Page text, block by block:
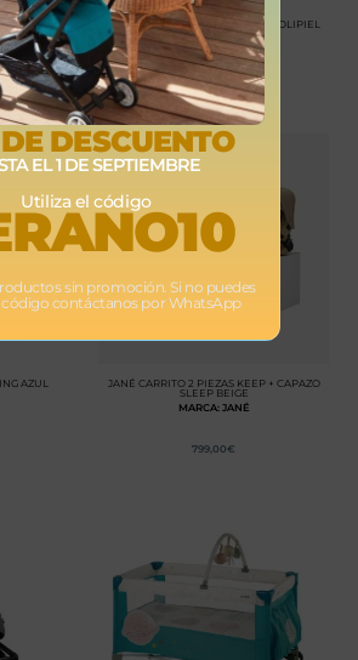
JANÉ TRONA EVOLUTIVA MILA POLIPIEL
BEIGE
MARCA: JANÉ
189,00€
AZUL
JANÉ CARRITO 2 PIEZAS KEEP + CAPAZO
SLEEP BEIGE
MARCA: JANÉ
799,00 €
DESCUENTO
EL 1 DE SEPTIEMBRE
Utiliza el código
sin promoción. Si no puedes
contáctanos por WhatsApp